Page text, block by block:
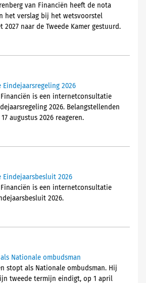
van Financiën heeft de nota
het verslag bij het wetsvoorstel
2027 naar de Tweede Kamer gestuurd.
2026
is een internetconsultatie
2026. Belangstellenden
augustus 2026 reageren.
Eindejaarsbesluit 2026
is een internetconsultatie
2026.
Nationale ombudsman
stopt als Nationale ombudsman. Hij
tweede termijn eindigt, op 1 april